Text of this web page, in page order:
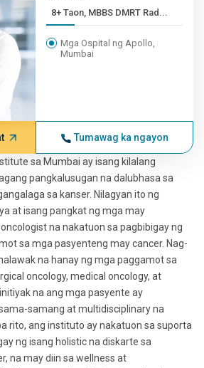
8+ Taon, MBBS DMRT Rad...
Mga Ospital ng Apollo,
Mumbai
Tumawag ka ngayon
sa Mumbai ay isang kilalang
pangkalusugan na dalubhasa sa
sa kanser. Nilagyan ito ng
at isang pangkat ng mga may
na nakatuon sa pagbibigay ng
sa mga pasyenteng may cancer. Nag-
na hanay ng mga paggamot sa
oncology, medical oncology, at
na ang mga pasyente ay
samang at multidisciplinary na
rito, ang instituto ay nakatuon sa suporta
ng isang holistic na diskarte sa
na may diin sa wellness at